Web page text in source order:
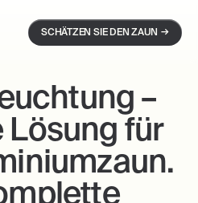
SCHÄTZEN SIE DEN ZAUN →
–
Lösung für